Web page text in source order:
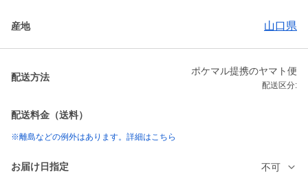
産地 山口県
配送方法
ポケマル提携のヤマト便
配送区分:
配送料金（送料）
※離島などの例外はあります。詳細はこちら
お届け日指定 不可